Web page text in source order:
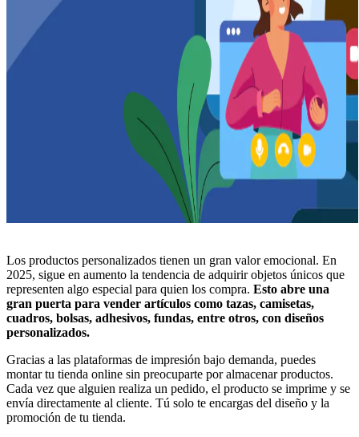
Los productos personalizados tienen un gran valor emocional. En
2025, sigue en aumento la tendencia de adquirir objetos únicos que
representen algo especial para quien los compra. Esto abre una
gran puerta para vender artículos como tazas, camisetas,
cuadros, bolsas, adhesivos, fundas, entre otros, con diseños
personalizados.
Gracias a las plataformas de impresión bajo demanda, puedes
montar tu tienda online sin preocuparte por almacenar productos.
Cada vez que alguien realiza un pedido, el producto se imprime y se
envía directamente al cliente. Tú solo te encargas del diseño y la
promoción de tu tienda.